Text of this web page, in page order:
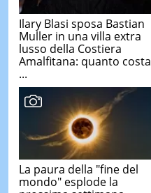
Ilary Blasi sposa Bastian
Muller in una villa extra
lusso della Costiera
Amalfitana: quanto costa
...
La paura della "fine del
mondo" esplode la